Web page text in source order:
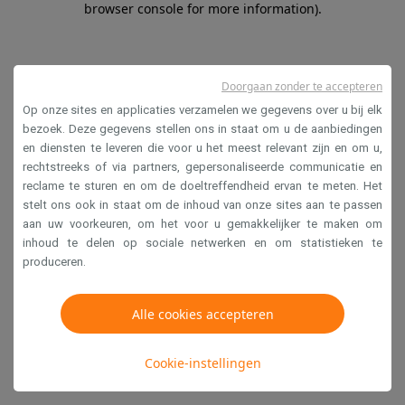
browser console for more information).
Op onze sites en applicaties verzamelen we gegevens over u bij elk
bezoek. Deze gegevens stellen ons in staat om u de aanbiedingen
en diensten te leveren die voor u het meest relevant zijn en om u,
rechtstreeks of via partners, gepersonaliseerde communicatie en
reclame te sturen en om de doeltreffendheid ervan te meten. Het
stelt ons ook in staat om de inhoud van onze sites aan te passen
aan uw voorkeuren, om het voor u gemakkelijker te maken om
inhoud te delen op sociale netwerken en om statistieken te
produceren.
Alle cookies accepteren
Cookie-instellingen
Doorgaan zonder te accepteren